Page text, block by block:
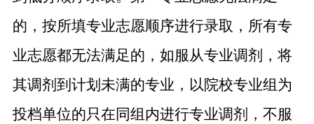
的，按所填专业志愿顺序进行录取，所有专
业志愿都无法满足的，如服从专业调剂，将
其调剂到计划未满的专业，以院校专业组为
投档单位的只在同组内进行专业调剂，不服